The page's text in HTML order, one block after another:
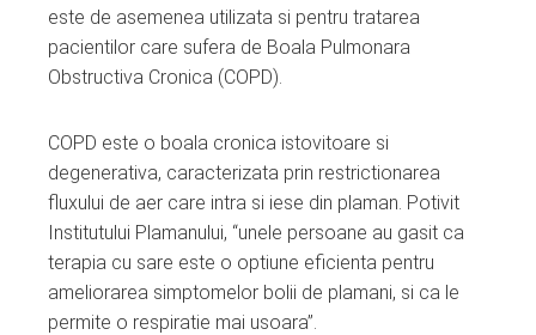
este de asemenea utilizata si pentru tratarea
pacientilor care sufera de Boala Pulmonara
Obstructiva Cronica (COPD).
COPD este o boala cronica istovitoare si
degenerativa, caracterizata prin restrictionarea
fluxului de aer care intra si iese din plaman. Potivit
Institutului Plamanului, “unele persoane au gasit ca
terapia cu sare este o optiune eficienta pentru
ameliorarea simptomelor bolii de plamani, si ca le
permite o respiratie mai usoara”.